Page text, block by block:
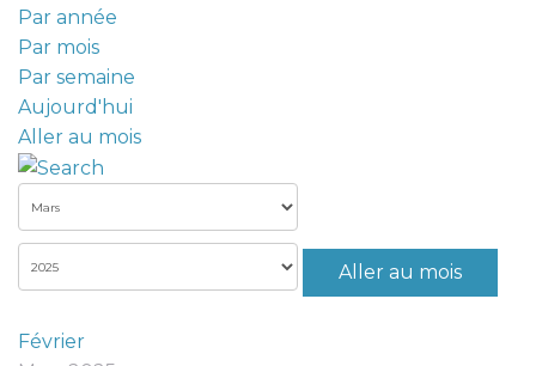
Par année
Par mois
Par semaine
Aujourd'hui
Aller au mois
Aller au mois
Février